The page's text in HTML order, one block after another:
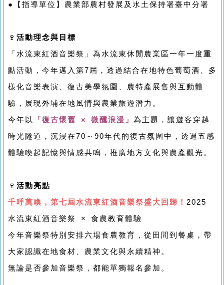
●【指導單位】農業部農村發展及水土保持署臺中分署
🍷 活動理念與目標
「水流東紅酒音樂祭」為水流東休閒農業區一年一度重
點活動，今年邁入第7屆，透過結合在地特色葡萄酒、多
樣化音樂表演、復古美學氛圍、農特產展售與互動體
驗，展現外埔在地風情與農業旅遊潛力。
今年以 「復古懷舊 × 微醺浪漫」為主題，讓遊客穿越
時光隧道，沉浸在70～90年代的復古氛圍中，透過五感
體驗喚起記憶與情感共鳴，推廣地方文化與農產觀光。
🍷 活動亮點
千呼萬喚，第七屆水流東紅酒音樂祭盛大回歸！ 2025
水流東紅酒音樂祭 × 食農教育體驗
今年音樂祭特別安排六場食農教育，從田間到餐桌，帶
大家認識在地食材、農業文化與永續精神。
無論是否參加音樂祭，都能單獨報名參加。